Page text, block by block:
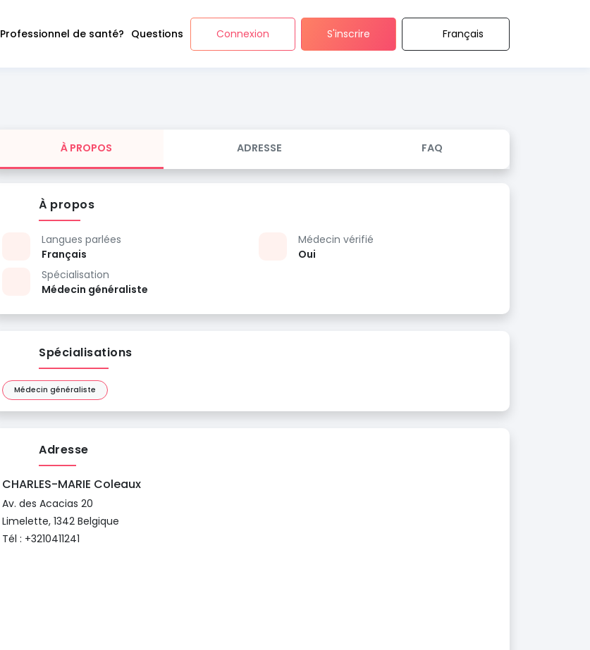
Professionnel de santé? Questions Connexion S'inscrire Français
À PROPOS ADRESSE FAQ
À propos
Langues parlées
Français
Spécialisation
Médecin généraliste
Médecin vérifié
Oui
Spécialisations
Médecin généraliste
Adresse
CHARLES-MARIE Coleaux
Av. des Acacias 20
Limelette, 1342 Belgique
Tél : +3210411241